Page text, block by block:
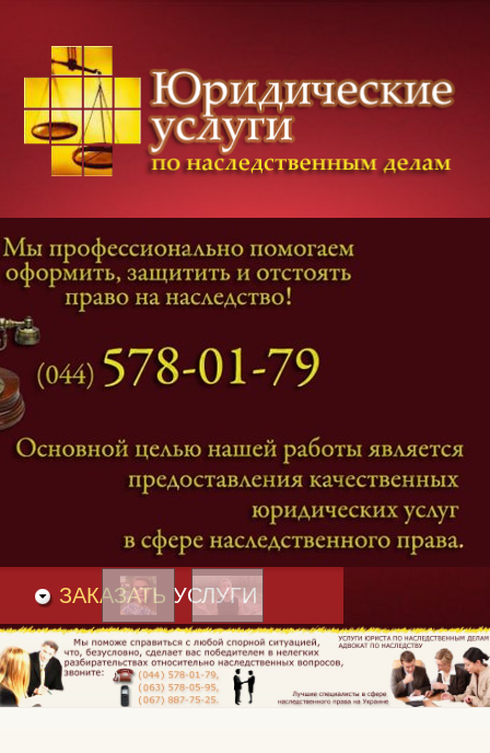
Категории дел
Наследование и Завещание
Оформление наследства
Оспаривание наследства
Адвокат наследственные дела
и Вакансии
ЗАКАЗАТЬ УСЛУГИ